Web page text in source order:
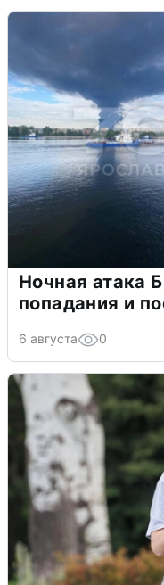
Ночная атака
попадания и
6 августа 0